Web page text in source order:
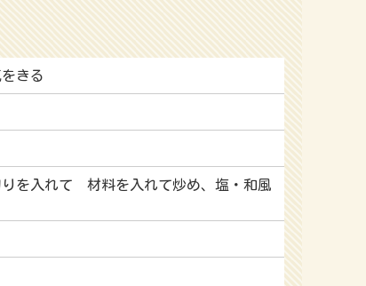
きる
を入れて 材料を入れて炒め、塩・和風